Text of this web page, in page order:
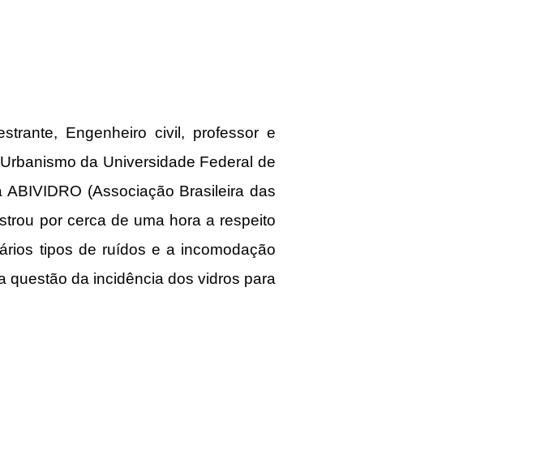
Engenheiro civil, professor e
da Universidade Federal de
(Associação Brasileira das
por cerca de uma hora a respeito
tipos de ruídos e a incomodação
questão da incidência dos vidros para